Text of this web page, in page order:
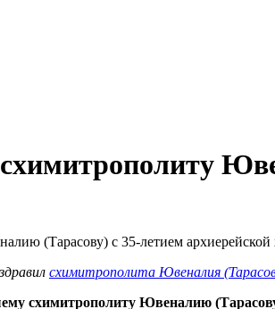
схимитрополита Ювеналия
схимитрополиту Ювеналию